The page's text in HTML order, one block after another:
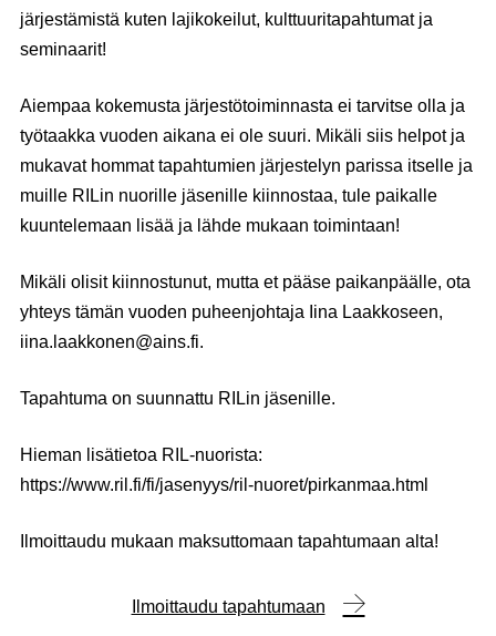
järjestämistä kuten lajikokeilut, kulttuuritapahtumat ja
seminaarit!
Aiempaa kokemusta järjestötoiminnasta ei tarvitse olla ja
työtaakka vuoden aikana ei ole suuri. Mikäli siis helpot ja
mukavat hommat tapahtumien järjestelyn parissa itselle ja
muille RILin nuorille jäsenille kiinnostaa, tule paikalle
kuuntelemaan lisää ja lähde mukaan toimintaan!
Mikäli olisit kiinnostunut, mutta et pääse paikanpäälle, ota
yhteys tämän vuoden puheenjohtaja Iina Laakkoseen,
iina.laakkonen@ains.fi.
Tapahtuma on suunnattu RILin jäsenille.
Hieman lisätietoa RIL-nuorista:
https://www.ril.fi/fi/jasenyys/ril-nuoret/pirkanmaa.html
Ilmoittaudu mukaan maksuttomaan tapahtumaan alta!
Ilmoittaudu tapahtumaan